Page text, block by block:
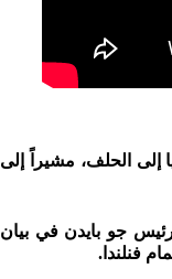
إلى الحلف، مشيراً إلى
جو بايدن في بيان
فنلندا.